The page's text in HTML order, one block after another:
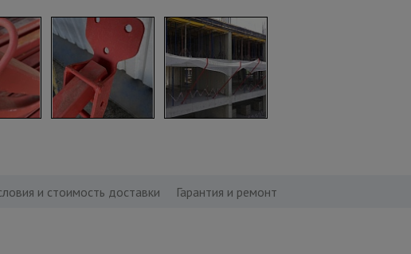
и стоимость доставки Гарантия и ремонт